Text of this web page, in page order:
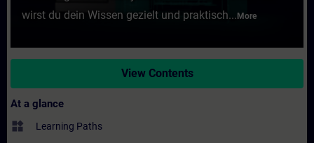
wirst du dein Wissen gezielt und praktisch... More
View Contents
At a glance
widgets Learning Paths